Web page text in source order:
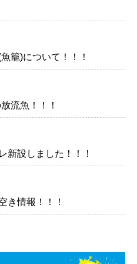
籠)について！！！
流魚！！！
新設しました！！！
き情報！！！